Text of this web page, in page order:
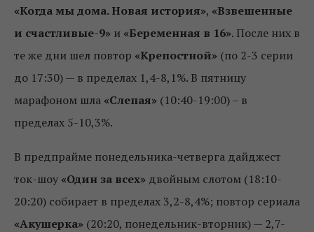
«Когда мы дома. Новая история», «Взвешенные
и счастливые-9» и «Беременная в 16». После них в
те же дни шел повтор «Крепостной» (по 2-3 серии
до 17:30) — в пределах 1,4-8,1%. В пятницу
марафоном шла «Слепая» (10:40-19:00) – в
пределах 5-10,3%.
В предпрайме понедельника-четверга дайджест
ток-шоу «Один за всех» двойным слотом (18:10-
20:20) собирает в пределах 3,2-8,4%; повтор сериала
«Акушерка» (20:20, понедельник-вторник) — 2,7-